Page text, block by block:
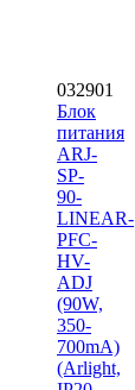
032901
Блок
питания
ARJ-
SP-
90-
LINEAR-
PFC-
HV-
ADJ
(90W,
350-
700mA)
(Arlight,